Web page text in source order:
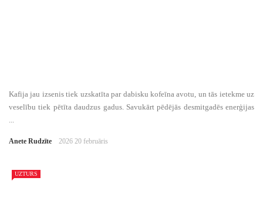
Kafija jau izsenis tiek uzskatīta par dabisku kofeīna avotu, un tās ietekme uz
veselību tiek pētīta daudzus gadus. Savukārt pēdējās desmitgadēs enerģijas
Anete Rudzīte 2026 20 februāris
UZTURS